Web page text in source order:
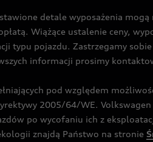
detale wyposażenia
Wiążące ustalenie ceny,
typu pojazdu. Zastrzegamy
informacji prosimy
pod względem
2005/64/WE.
po wycofaniu ich z
znajdą Państwo na stronie